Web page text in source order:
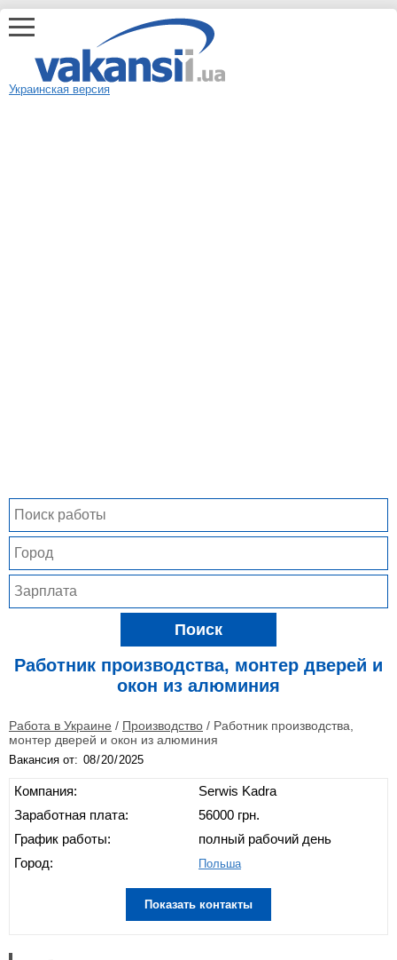
Украинская версия
Поиск
Работник производства, монтер дверей и
окон из алюминия
Работа в Украине / Производство / Работник производства,
монтер дверей и окон из алюминия
Вакансия от:
Компания:
Заработная плата:
График работы:
Город:
Serwis Kadra
56000 грн.
полный рабочий день
Польша
Показать контакты